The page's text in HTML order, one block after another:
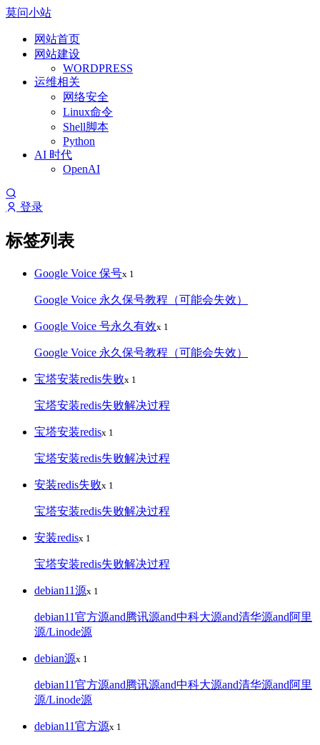
莫问小站
网站首页
网站建设
WORDPRESS
运维相关
网络安全
Linux命令
Shell脚本
Python
AI 时代
OpenAI
登录
标签列表
Google Voice 保号x 1
Google Voice 永久保号教程（可能会失效）
Google Voice 号永久有效x 1
Google Voice 永久保号教程（可能会失效）
宝塔安装redis失败x 1
宝塔安装redis失败解决过程
宝塔安装redisx 1
宝塔安装redis失败解决过程
安装redis失败x 1
宝塔安装redis失败解决过程
安装redisx 1
宝塔安装redis失败解决过程
debian11源x 1
debian11官方源and腾讯源and中科大源and清华源and阿里
源/Linode源
debian源x 1
debian11官方源and腾讯源and中科大源and清华源and阿里
源/Linode源
debian11官方源x 1